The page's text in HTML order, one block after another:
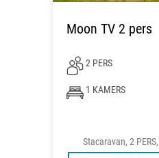
Moon TV 2 pers
2 PERS
1 KAMERS
Stacaravan, 2